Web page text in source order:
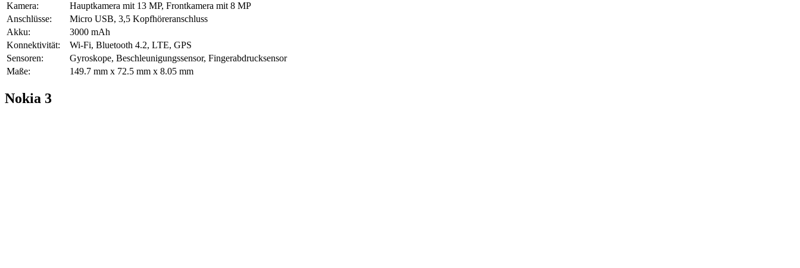
Kamera:
Hauptkamera mit 13 MP, Frontkamera mit 8 MP
Anschlüsse:
Micro USB, 3,5 Kopfhöreranschluss
Akku:
3000 mAh
Konnektivität:
Wi-Fi, Bluetooth 4.2, LTE, GPS
Sensoren:
Gyroskope, Beschleunigungssensor, Fingerabdrucksensor
Maße:
149.7 mm x 72.5 mm x 8.05 mm
Nokia 3